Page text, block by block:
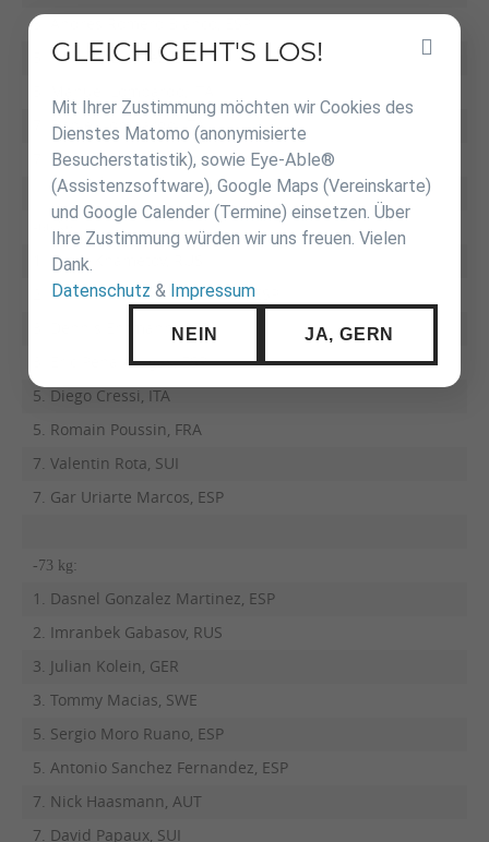
3. Andres Romero Blanco, ESP
5. Raul Diaz Lopez, ESP
7. Daniel Lombardo, ITA
7. Miguel Riopedre Fernandez, ESP
1. Islam Khametov, RUS
2. Adrian Labrado Fernandez, ESP
3. Dennis Ehrmann, GER
3. Eric Pena Artigas, ESP
5. Diego Cressi, ITA
5. Romain Poussin, FRA
7. Valentin Rota, SUI
7. Gar Uriarte Marcos, ESP
-73 kg:
1. Dasnel Gonzalez Martinez, ESP
2. Imranbek Gabasov, RUS
3. Julian Kolein, GER
3. Tommy Macias, SWE
5. Sergio Moro Ruano, ESP
5. Antonio Sanchez Fernandez, ESP
7. Nick Haasmann, AUT
7. David Papaux, SUI
Inhalt
GLEICH GEHT'S LOS!
Mit Ihrer Zustimmung möchten wir Cookies des
Dienstes Matomo (anonymisierte
Besucherstatistik), sowie Eye-Able®
(Assistenzsoftware), Google Maps (Vereinskarte)
und Google Calender (Termine) einsetzen. Über
Ihre Zustimmung würden wir uns freuen. Vielen
Dank.
Datenschutz & Impressum
NEIN JA, GERN